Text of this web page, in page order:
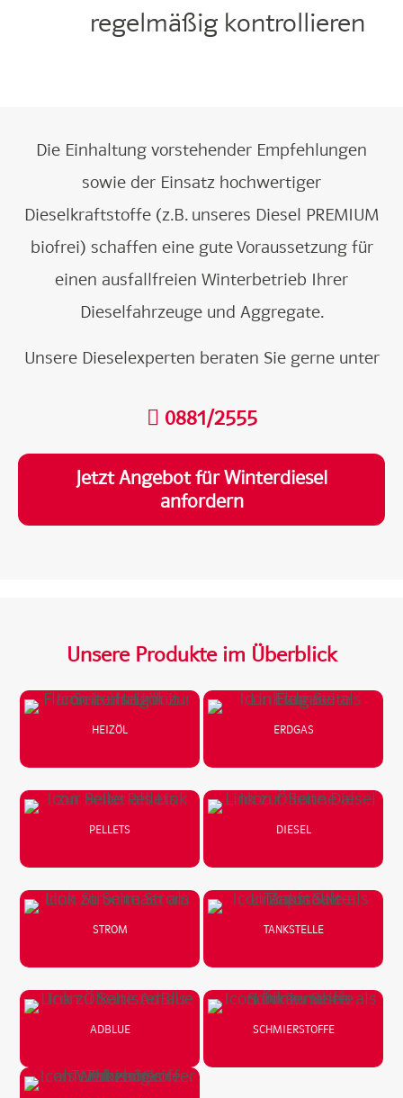
regelmäßig kontrollieren
Die Einhaltung vorstehender Empfehlungen
sowie der Einsatz hochwertiger
Dieselkraftstoffe (z.B. unseres Diesel PREMIUM
biofrei) schaffen eine gute Voraussetzung für
einen ausfallfreien Winterbetrieb Ihrer
Dieselfahrzeuge und Aggregate.
Unsere Dieselexperten beraten Sie gerne unter
0881/2555
Jetzt Angebot für Winterdiesel
anfordern
Unsere Produkte im Überblick
HEIZÖL
PELLETS
STROM
ERDGAS
DIESEL
TANKSTELLE
ADBLUE SCHMIERSTOFFE